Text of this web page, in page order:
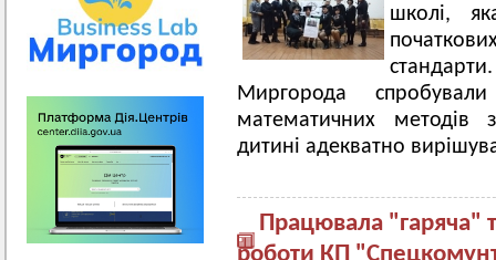
школі,
Миргорода
математичних методів
дитині адекватно
Працювала "гаряча"